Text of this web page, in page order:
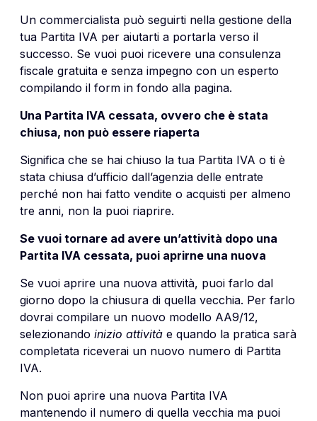
Un commercialista può seguirti nella gestione della
tua Partita IVA per aiutarti a portarla verso il
successo. Se vuoi puoi ricevere una consulenza
fiscale gratuita e senza impegno con un esperto
compilando il form in fondo alla pagina.
Una Partita IVA cessata, ovvero che è stata
chiusa, non può essere riaperta
Significa che se hai chiuso la tua Partita IVA o ti è
stata chiusa d’ufficio dall’agenzia delle entrate
perché non hai fatto vendite o acquisti per almeno
tre anni, non la puoi riaprire.
Se vuoi tornare ad avere un’attività dopo una
Partita IVA cessata, puoi aprirne una nuova
Se vuoi aprire una nuova attività, puoi farlo dal
giorno dopo la chiusura di quella vecchia. Per farlo
dovrai compilare un nuovo modello AA9/12,
selezionando inizio attività e quando la pratica sarà
completata riceverai un nuovo numero di Partita
IVA.
Non puoi aprire una nuova Partita IVA
mantenendo il numero di quella vecchia ma puoi